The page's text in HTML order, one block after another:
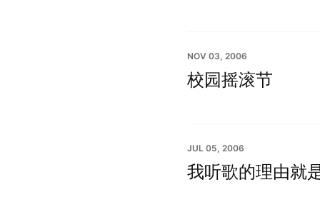
NOV 03, 2006
校园摇滚节
JUL 05, 2006
我听歌的理由就